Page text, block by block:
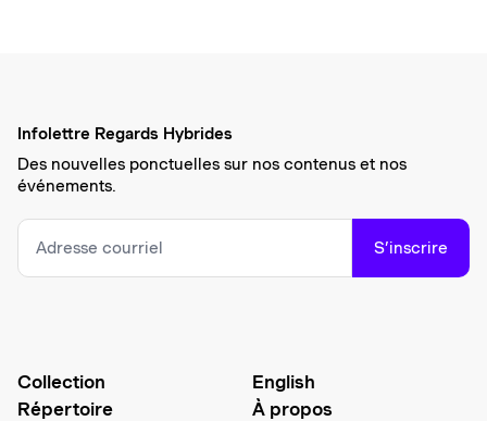
Infolettre Regards Hybrides
Des nouvelles ponctuelles sur nos contenus et nos
événements.
S’inscrire
Collection
Répertoire
English
À propos